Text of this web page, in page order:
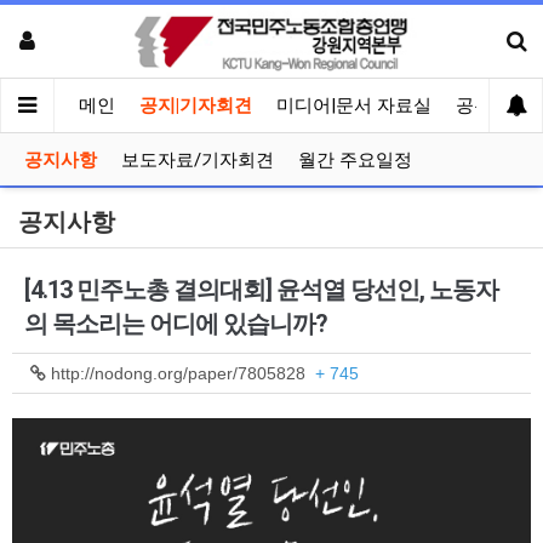
메인 공지|기자회견 미디어|문서 자료실 공유게시
공지사항 보도자료/기자회견 월간 주요일정
공지사항
[4.13 민주노총 결의대회] 윤석열 당선인, 노동자
의 목소리는 어디에 있습니까?
http://nodong.org/paper/7805828 + 745